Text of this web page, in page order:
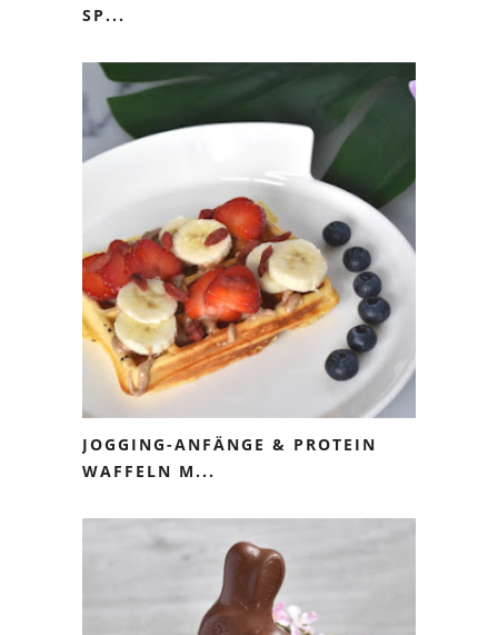
SP...
JOGGING-ANFÄNGE & PROTEIN
WAFFELN M...